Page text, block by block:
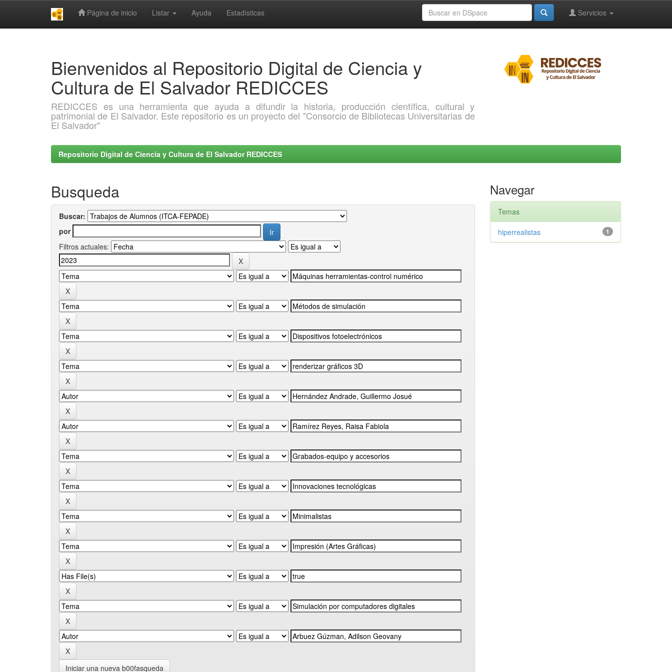
Página de inicio Listar Ayuda Estadísticas Servicios
Bienvenidos al Repositorio Digital de Ciencia y
Cultura de El Salvador REDICCES
REDICCES es una herramienta que ayuda a difundir la historia, producción científica, cultural y
patrimonial de El Salvador. Este repositorio es un proyecto del "Consorcio de Bibliotecas Universitarias de
El Salvador"
Repositorio Digital de Ciencia y Cultura de El Salvador REDICCES
Busqueda
Buscar:
por
Filtros actuales:
Iniciar una nueva b00fasqueda
Navegar
Temas
1
hiperrealistas